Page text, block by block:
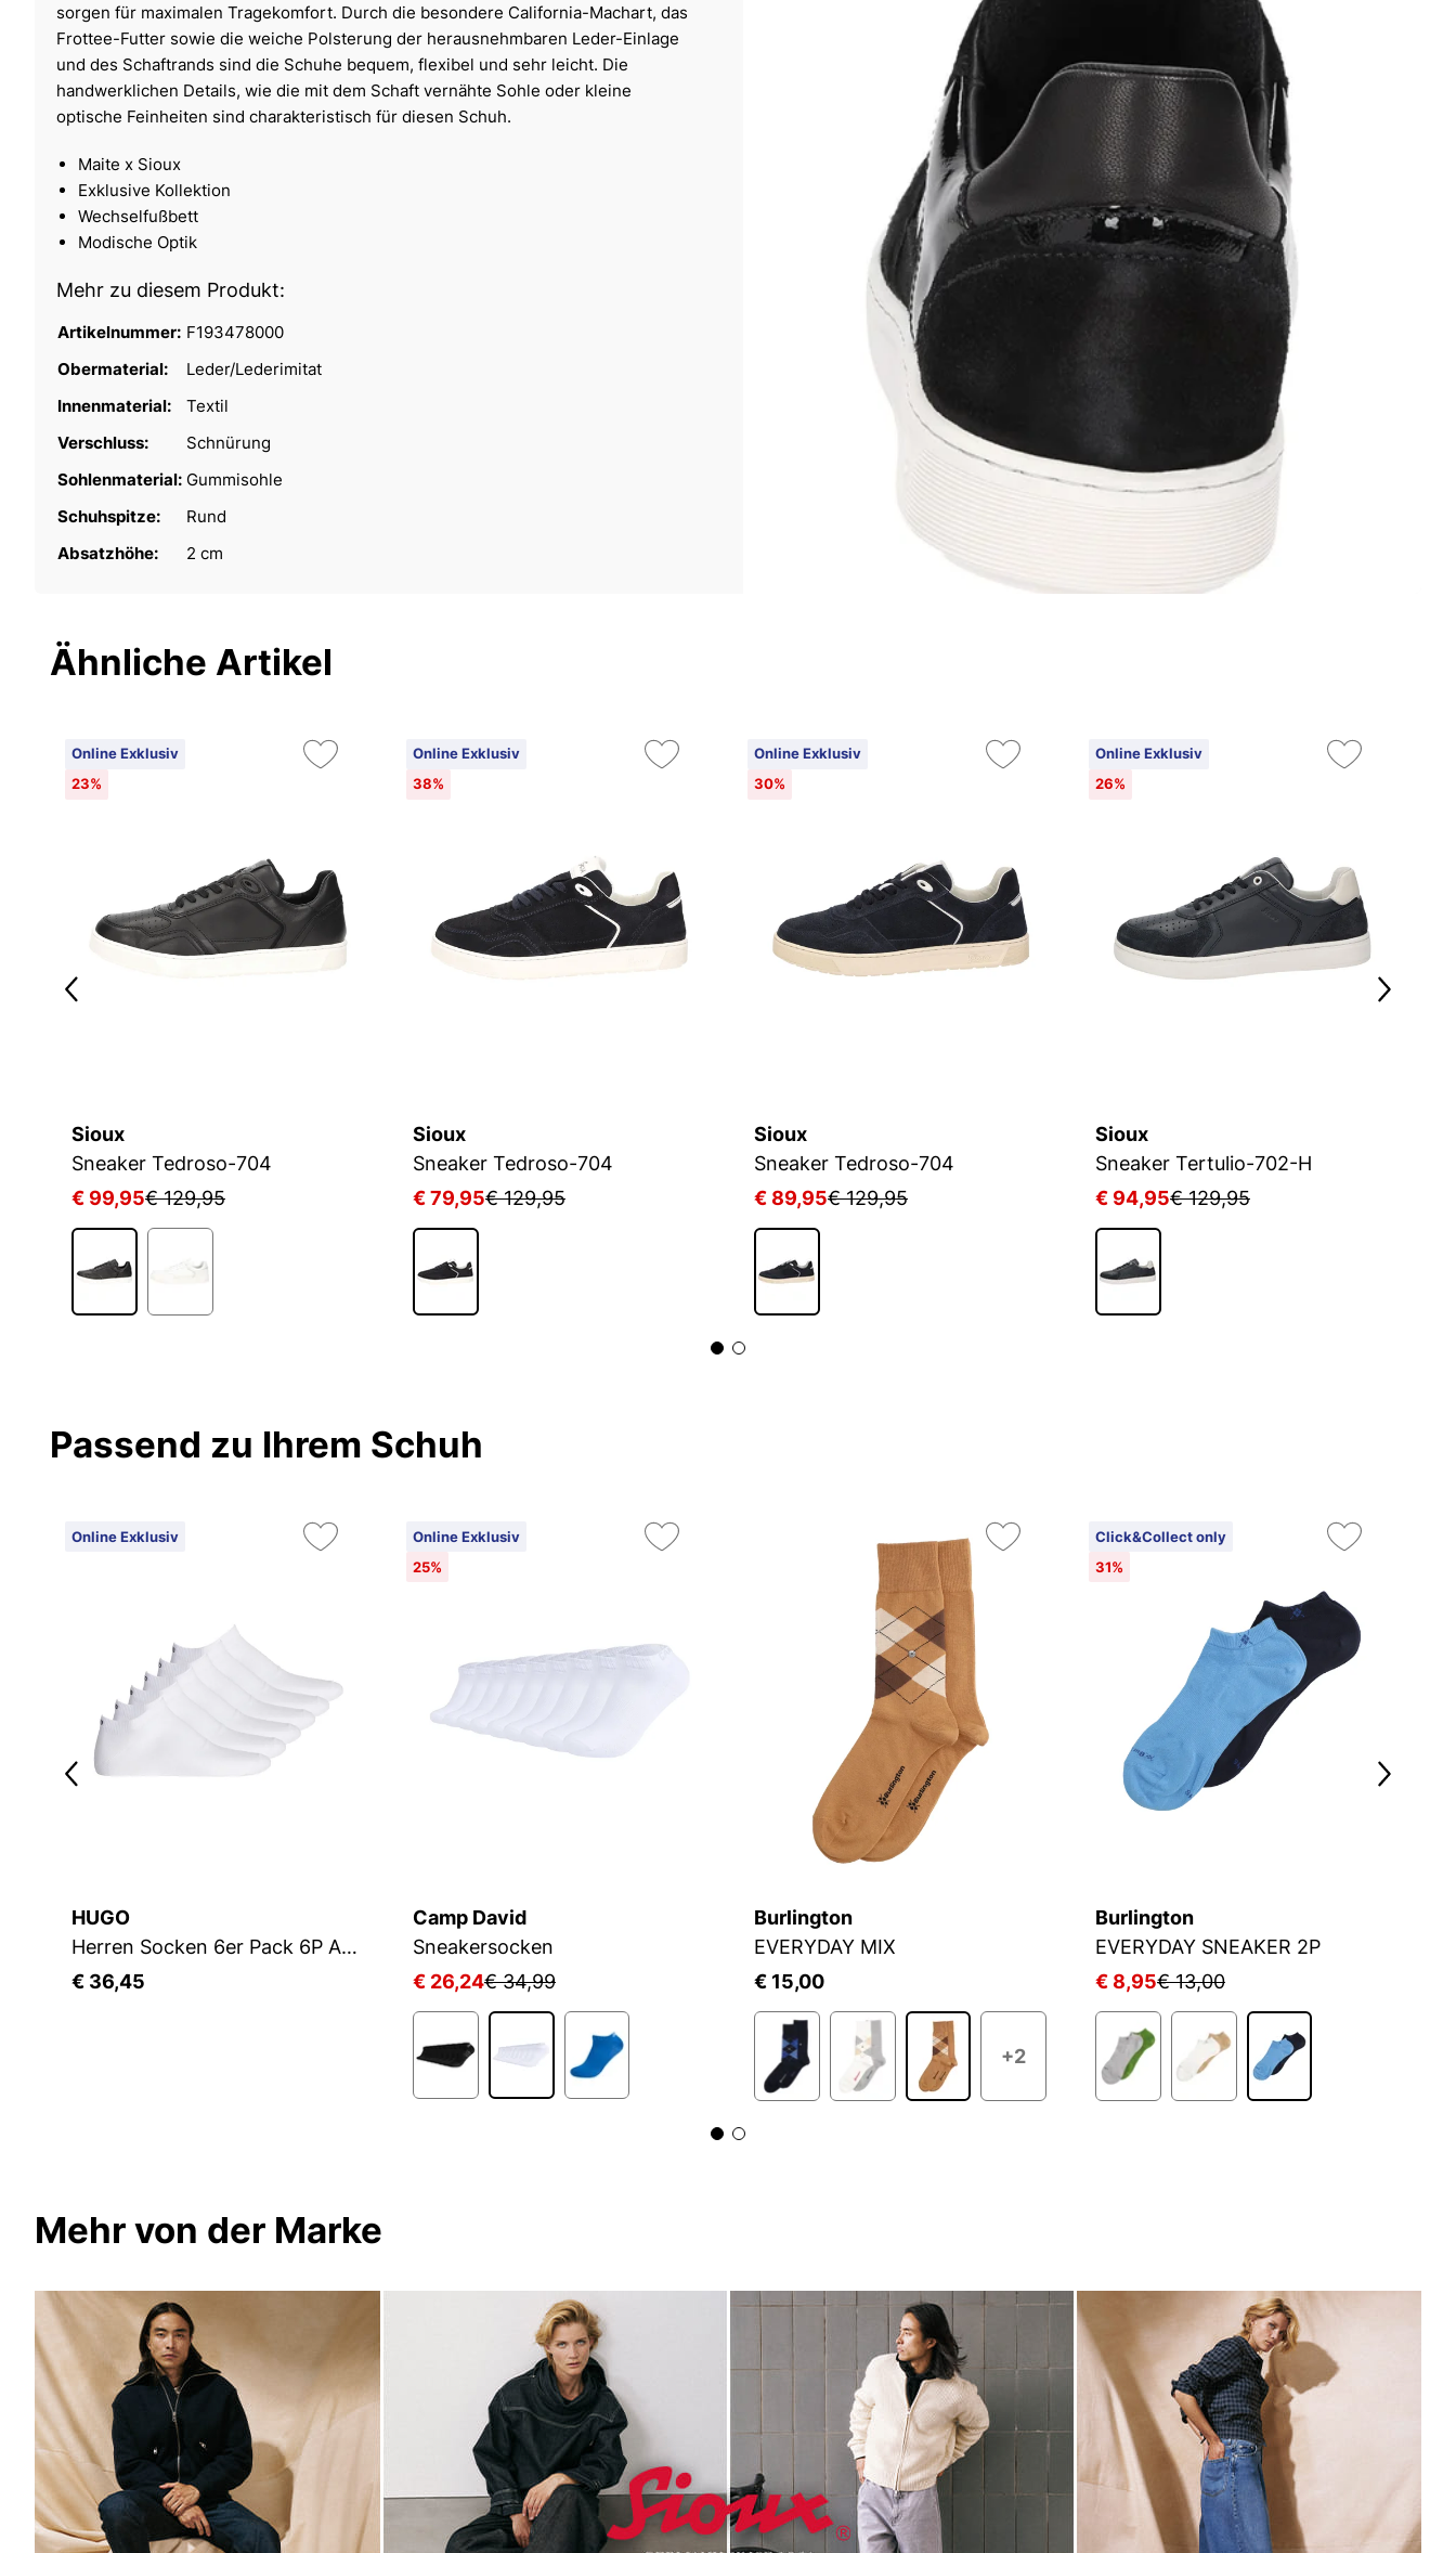
sorgen für maximalen Tragekomfort. Durch die besondere California-Machart, das
Frottee-Futter sowie die weiche Polsterung der herausnehmbaren Leder-Einlage
und des Schaftrands sind die Schuhe bequem, flexibel und sehr leicht. Die
handwerklichen Details, wie die mit dem Schaft vernähte Sohle oder kleine
optische Feinheiten sind charakteristisch für diesen Schuh.
Maite x Sioux
Exklusive Kollektion
Wechselfußbett
Modische Optik
Mehr zu diesem Produkt:
Artikelnummer: F193478000
Obermaterial:
Leder/Lederimitat
Innenmaterial:
Textil
Verschluss:
Schnürung
Sohlenmaterial: Gummisohle
Schuhspitze:
Rund
Absatzhöhe:
2 cm
Ähnliche Artikel
Online Exklusiv
23%
Sioux
Sneaker Tedroso-704
€ 99,95€ 129,95
Online Exklusiv
38%
Sioux
Sneaker Tedroso-704
€ 79,95€ 129,95
Online Exklusiv
30%
Sioux
Sneaker Tedroso-704
€ 89,95€ 129,95
Online Exklusiv
26%
Sioux
Sneaker Tertulio-702-H
€ 94,95€ 129,95
Passend zu Ihrem Schuh
Online Exklusiv
HUGO
Herren Socken 6er Pack 6P AS UNI CC 10260253 01
€ 36,45
Online Exklusiv
25%
Camp David
Sneakersocken
€ 26,24€ 34,99
Burlington
EVERYDAY MIX
€ 15,00
+2
Click&Collect only
31%
Burlington
EVERYDAY SNEAKER 2P
€ 8,95€ 13,00
Mehr von der Marke